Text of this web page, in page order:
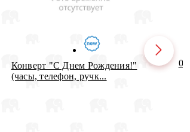
Конверт "С Днем Рождения!"
(часы, телефон, ручк...